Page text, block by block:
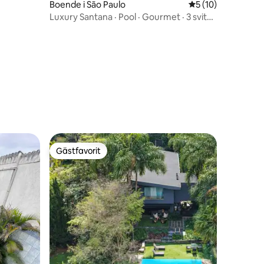
Boende i São Paulo 5 av 5 i
5 (10)
Luxury Santana · Pool · Gourmet · 3 sviter
Gästfavorit
Gästfavorit